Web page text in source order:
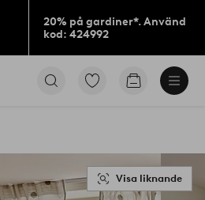
20% på gardiner*. Använd
kod: 424992
Gå
Gå
Visa liknande